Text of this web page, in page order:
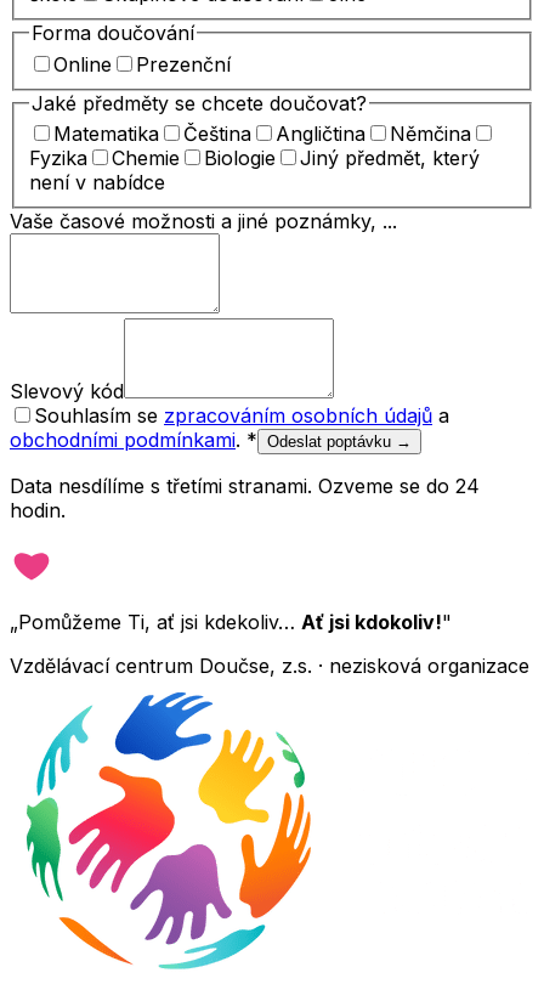
Forma doučování
Online
Prezenční
Jaké předměty se chcete doučovat?
Matematika
Čeština Angličtina
Němčina
Fyzika
Chemie Biologie
Jiný předmět, který
není v nabídce
Vaše časové možnosti a jiné poznámky, ...
Slevový kód
Souhlasím se zpracováním osobních údajů a
obchodními podmínkami. * Odeslat poptávku →
Data nesdílíme s třetími stranami. Ozveme se do 24
hodin.
„Pomůžeme Ti, ať jsi kdekoliv… Ať jsi kdokoliv!"
Vzdělávací centrum Doučse, z.s. · nezisková organizace